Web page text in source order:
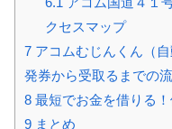
クセスマップ
7 アコムむじんくん（
発券から受取るまでの
8 最短でお金を借りる
9 まとめ